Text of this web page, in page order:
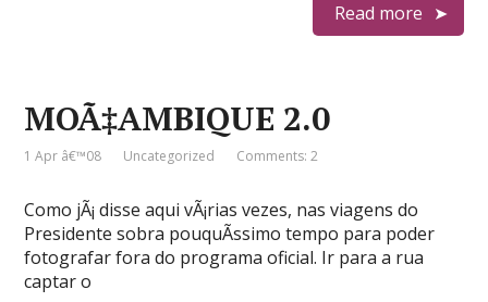
Read more
MOÃ‡AMBIQUE 2.0
1 Apr â€™08 Uncategorized Comments: 2
Como jÃ¡ disse aqui vÃ¡rias vezes, nas viagens do
Presidente sobra pouquÃ­ssimo tempo para poder
fotografar fora do programa oficial. Ir para a rua
captar o